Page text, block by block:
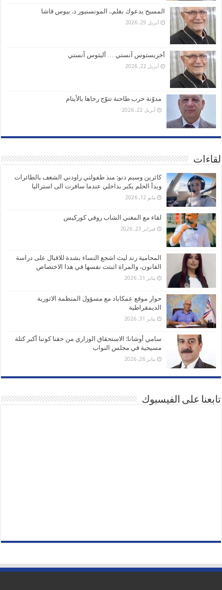
المسيح يدعوك بقلم.. المونسنيور د. بيوس قاشا
أبريل 29, 2026
أخريستوس آنستي … أليثوس آنستي
أبريل 22, 2026
مدوّنة حرب طاحنة تتوّج رحاها بالأيتام
أبريل 22, 2026
لقاءات
كاثرين وسيم دنو: منذ طفولتي راودني الشغف بالطائرات
وبدأ الحلم يكبر بداخلي عندما سافرت الى استراليا
مايو 12, 2026
لقاء مع المغني الشاب روفي كوركيس
فبراير 23, 2026
المحامية رند ليث اشجع النساء بشدة للاقبال على دراسة
القانون، والمراة اثبتت نفسها في هذا الاختصاص
يناير 31, 2026
حوار موقع عمكاباد مع مسؤول المنظمة الاثورية
الديمقراطية
يناير 31, 2026
سامي أوشانا: الاستحقاق الوزاري من حقنا كوننا أكبر كتلة
مسيحية في مجلس النواب
يناير 26, 2026
تابعنا على الفيسبوك